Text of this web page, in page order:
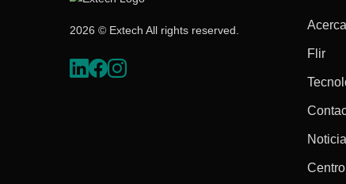
2026 © Extech All rights reserved.
Flir